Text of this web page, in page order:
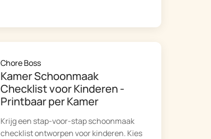
Chore Boss
Kamer Schoonmaak
Checklist voor Kinderen -
Printbaar per Kamer
Krijg een stap-voor-stap schoonmaak
checklist ontworpen voor kinderen. Kies